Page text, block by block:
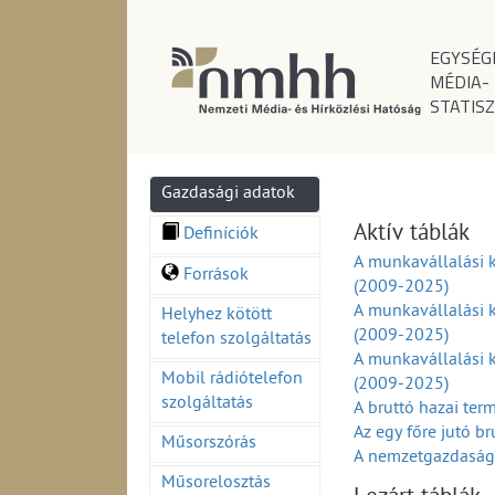
MÉDIA-
Gazdasági adatok
Definíciók
Források
Helyhez kötött
telefon szolgáltatás
Mobil rádiótelefon
szolgáltatás
Műsorszórás
Műsorelosztás
Aktív táblák
A munkavállalási
(2009-2025)
A munkavállalási
(2009-2025)
A munkavállalási
(2009-2025)
A bruttó hazai
Az egy főre jutó
A
A